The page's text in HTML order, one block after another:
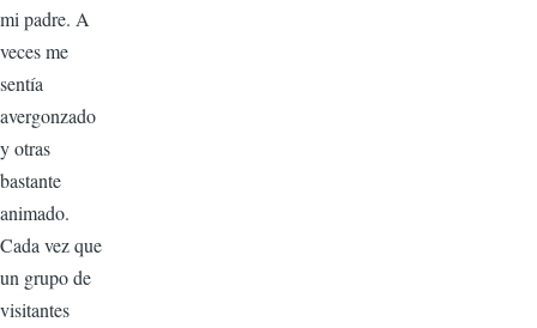
mi padre. A
veces me
sentía
avergonzado
y otras
bastante
animado.
Cada vez que
un grupo de
visitantes